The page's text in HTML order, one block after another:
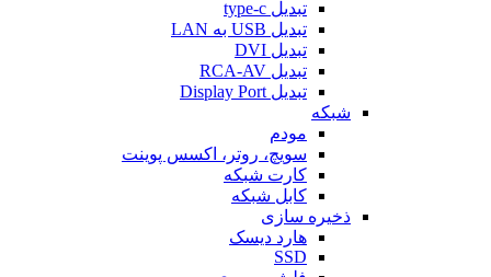
تبدیل type-c
تبدیل USB به LAN
تبدیل DVI
تبدیل RCA-AV
تبدیل Display Port
شبکه
مودم
سویچ، روتر، اکسس پوینت
کارت شبکه
کابل شبکه
ذخیره سازی
هارد دیسک
SSD